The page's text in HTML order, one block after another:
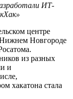
ИТ-
центре
Новгороде
из разных
и
хакатона стала